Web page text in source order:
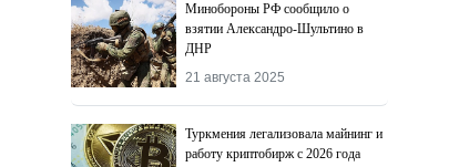
Минобороны РФ сообщило о
взятии Александро-Шультино в
ДНР
21 августа 2025
Туркмения легализовала майнинг и
работу криптобирж с 2026 года